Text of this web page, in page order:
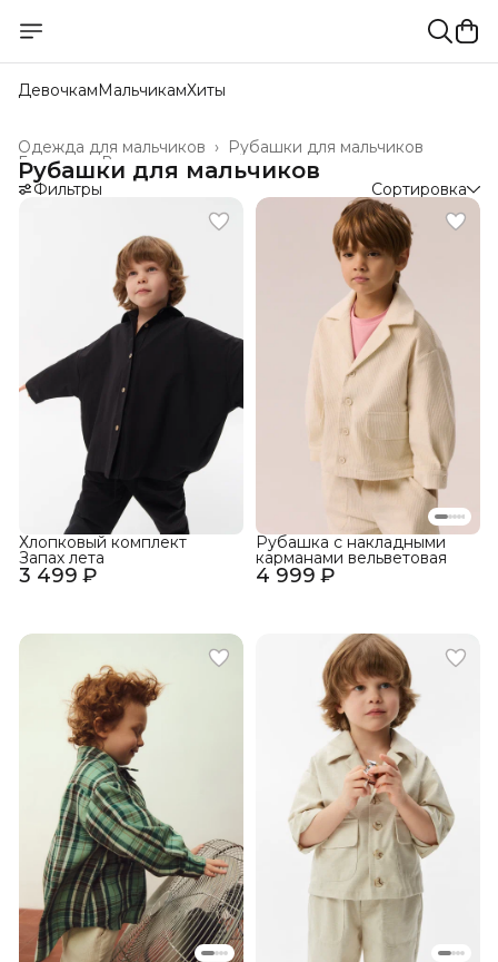
ДевочкамМальчикамХиты
Рубашки для мальчиков
Одежда для мальчиков ›
Все товары ›
Главная ›
Рубашки для мальчиков
Фильтры Сортировка
3 499 ₽
Хлопковый комплект
Запах лета
4 999 ₽
Рубашка с накладными
карманами вельветовая